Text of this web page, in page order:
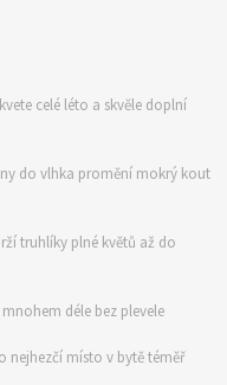
celé léto a skvěle doplní
do vlhka promění mokrý kout
truhlíky plné květů až do
déle bez plevele
nejhezčí místo v bytě téměř